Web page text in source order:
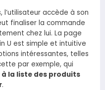
l’utilisateur accède à son
finaliser la commande
chez lui. La page
U est simple et intuitive
intéressantes, telles
par exemple, qui
la liste des produits
.